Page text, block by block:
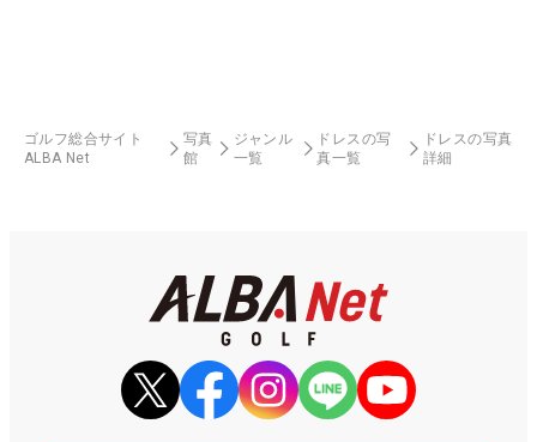
ゴルフ総合サイト
ALBA Net
写真
館
ジャンル
一覧
ドレスの写
真一覧
ドレスの写真
詳細